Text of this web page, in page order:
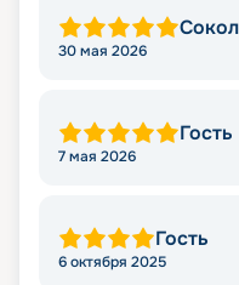
30 мая 2026
Гость
7 мая 2026
Гость
6 октября 2025